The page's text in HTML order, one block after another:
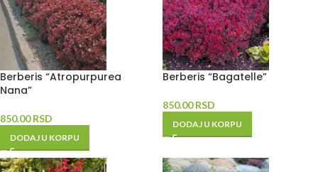
Berberis “Atropurpurea
Nana”
850.00RSD
DODAJ U KORPU
Berberis “Bagatelle”
850.00RSD
DODAJ U KORPU